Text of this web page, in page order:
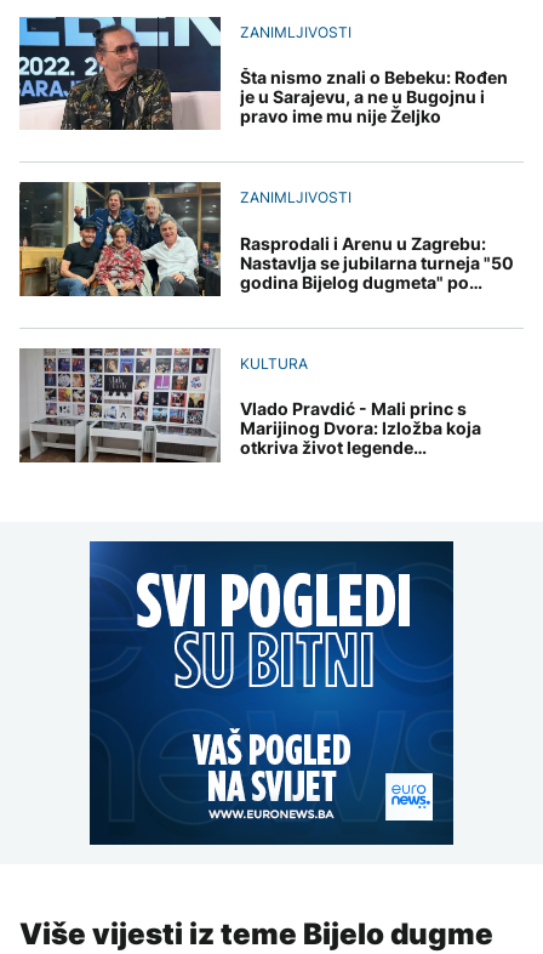
Stiže osvježenje: Danas
oblačno sa kišom
Zelenski stigao u Srbiju
objavio rat kartelima,
Trump mu šalje milijardu
dolara
Rusi gađali Kijevsku
rafineriju nafte - ima
nastradalih
ZANIMLJIVOSTI
Pripremite se za nebeski
Perseidi stiže sredinom
Mete, zbog ugrožavanja
miliona dolara
ZANIMLJIVOSTI
Šta nismo znali o Bebeku: Rođen
je u Sarajevu, a ne u Bugojnu i
pravo ime mu nije Željko
ZANIMLJIVOSTI
Rasprodali i Arenu u Zagrebu:
Nastavlja se jubilarna turneja "50
godina Bijelog dugmeta" po
KULTURA
Vlado Pravdić - Mali princ s
Marijinog Dvora: Izložba koja
otkriva život legende
Više vijesti iz teme Bijelo dugme